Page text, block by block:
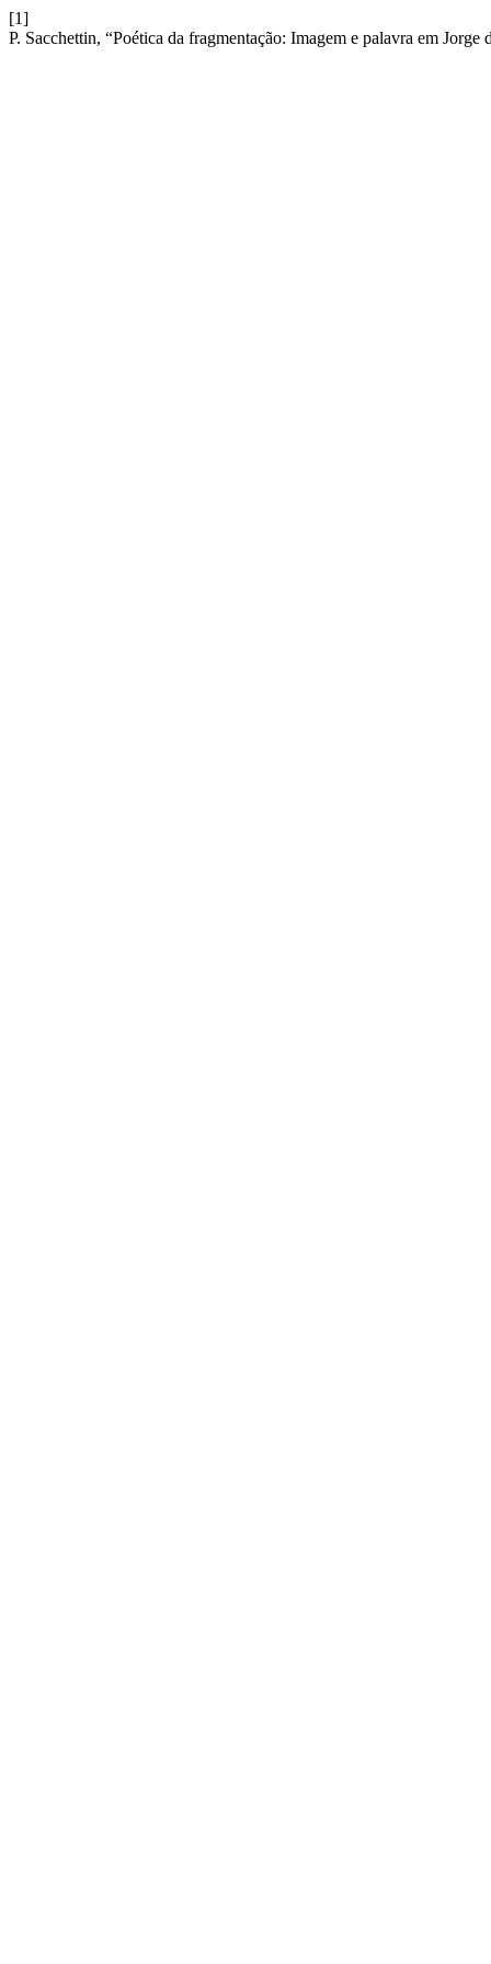
[1]
P. Sacchettin, “Poética da fragmentação: Imagem e palavra em Jorge